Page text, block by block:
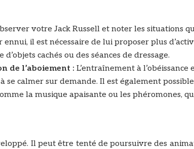
votre Jack Russell et noter les situations
ennui, il est nécessaire de lui proposer plus
cachés ou des séances de dressage.
de l’aboiement : L’entraînement à l’obéissance
se calmer sur demande. Il est également
la musique apaisante ou les phéromones,
Il peut être tenté de poursuivre des